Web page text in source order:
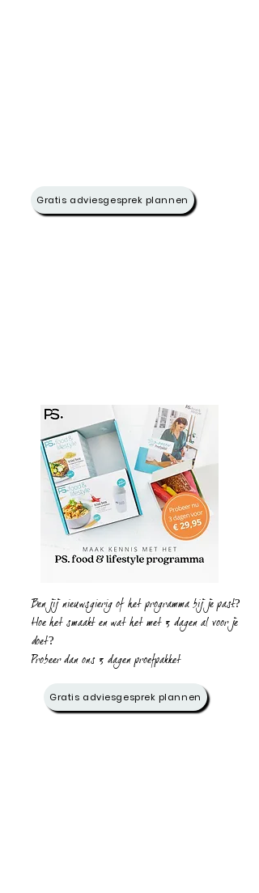
Gratis adviesgesprek plannen
Ben jij nieuwsgierig of het programma bij je past.?
Hoe het smaakt en wat het met 3 dagen al voor je
doet?
Probeer dan ons 3 dagen proefpakket
Gratis adviesgesprek plannen